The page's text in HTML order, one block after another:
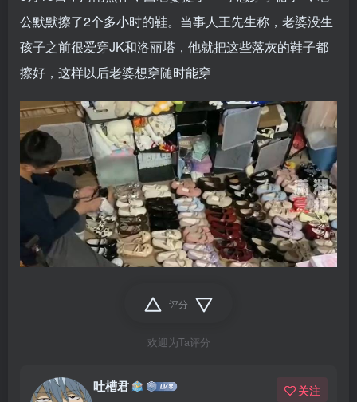
公默默擦了2个多小时的鞋。当事人王先生称，老婆没生
孩子之前很爱穿JK和洛丽塔，他就把这些落灰的鞋子都
擦好，这样以后老婆想穿随时能穿
评分
欢迎为Ta评分
吐槽君 关注